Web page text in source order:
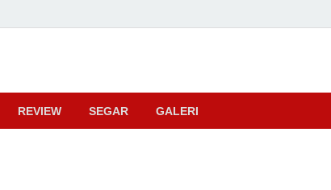
REVIEW SEGAR GALERI